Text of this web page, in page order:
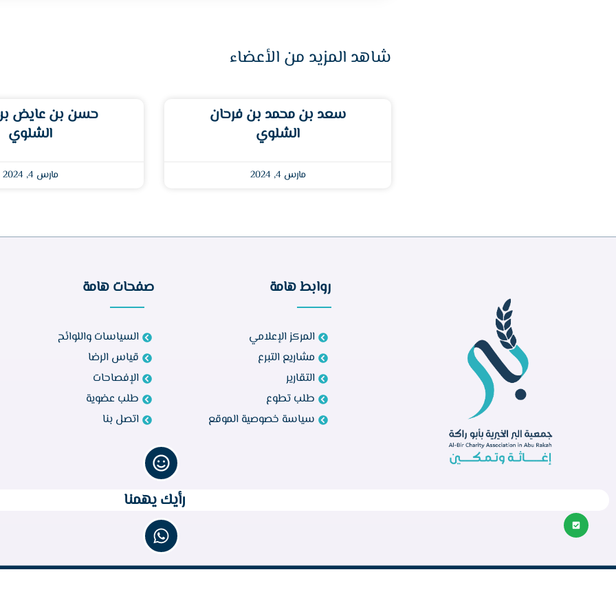
شاهد المزيد من الأعضاء
سعد بن محمد بن فرحان
الشلوي
مارس 4, 2024
حسن بن عايض
الشلوي
مارس 4, 2024
روابط هامة
المركز الإعلامي
مشاريع التبرع
التقارير
طلب تطوع
سياسة خصوصية الموقع
صفحات هامة
السياسات واللوائح
قياس الرضا
الإفصاحات
طلب عضوية
اتصل بنا
رأيك يهمنا